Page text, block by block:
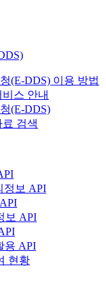
(E-DDS) 이용 방법
스 안내
(E-DDS)
검색
정보 API
보 API
용 API
현황